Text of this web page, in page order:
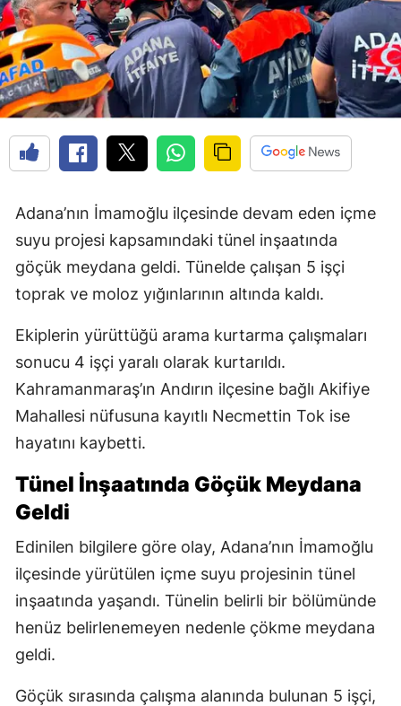
Adana’nın İmamoğlu ilçesinde devam eden içme
suyu projesi kapsamındaki tünel inşaatında
göçük meydana geldi. Tünelde çalışan 5 işçi
toprak ve moloz yığınlarının altında kaldı.
Ekiplerin yürüttüğü arama kurtarma çalışmaları
sonucu 4 işçi yaralı olarak kurtarıldı.
Kahramanmaraş’ın Andırın ilçesine bağlı Akifiye
Mahallesi nüfusuna kayıtlı Necmettin Tok ise
hayatını kaybetti.
Tünel İnşaatında Göçük Meydana
Geldi
Edinilen bilgilere göre olay, Adana’nın İmamoğlu
ilçesinde yürütülen içme suyu projesinin tünel
inşaatında yaşandı. Tünelin belirli bir bölümünde
henüz belirlenemeyen nedenle çökme meydana
geldi.
Göçük sırasında çalışma alanında bulunan 5 işçi,